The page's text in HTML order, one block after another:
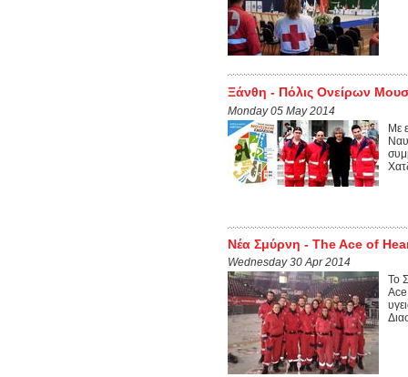
Ξάνθη - Πόλις Ονείρων
Monday 05 May 2014
Mε
Νέα Σμύρνη - The Ace of
Wednesday 30 Apr 2014
Το